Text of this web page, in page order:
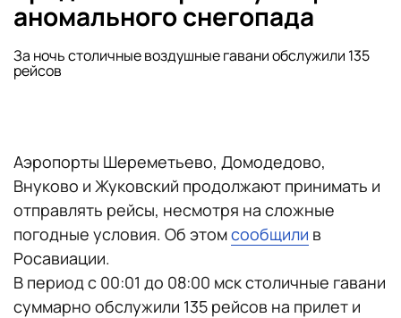
аномального снегопада
За ночь столичные воздушные гавани обслужили 135
рейсов
Аэропорты Шереметьево, Домодедово,
Внуково и Жуковский продолжают принимать и
отправлять рейсы, несмотря на сложные
погодные условия. Об этомсообщили в
Росавиации.
В период с 00:01 до 08:00 мск столичные гавани
суммарно обслужили 135 рейсов на прилет и